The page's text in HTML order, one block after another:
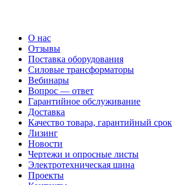
О нас
Отзывы
Поставка оборудования
Силовые трансформаторы
Вебинары
Вопрос — ответ
Гарантийное обслуживание
Доставка
Качество товара, гарантийный срок
Лизинг
Новости
Чертежи и опросные листы
Электротехническая шина
Проекты